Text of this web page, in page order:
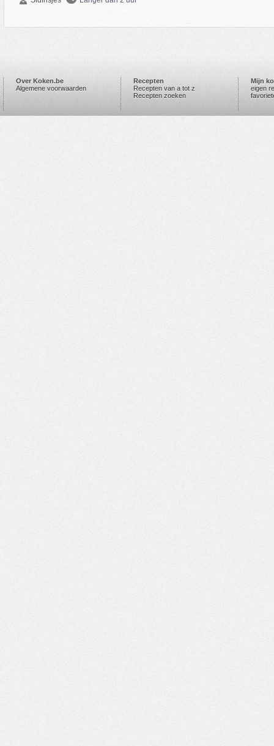
Over Koken.be
Algemene voorwaarden
Recepten
Recepten van a tot z
Recepten zoeken
Mijn
eigen